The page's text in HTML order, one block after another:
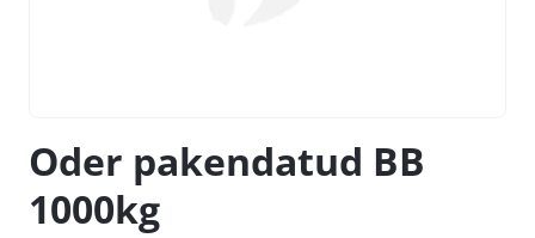
Oder pakendatud BB
1000kg